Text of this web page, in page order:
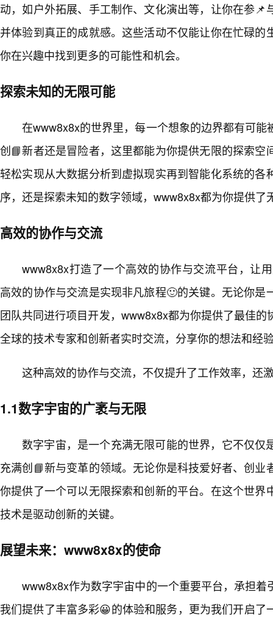
动，如户外拓展、手工制作、文化演出等，让你在参📌
并体验到真正的成就感。这些活动不仅能让你在忙碌的
你在兴趣中找到更多的可能性和机会。
探索未知的无限可能
在www8x8x的世界里，每一个想象的边界都有可
创📘新者还是冒险者，这里都能为你提供无限的探索空
轻松实现从大数据分析到虚拟现实再到智能化系统的各
序，还是探索未知的数字领域，www8x8x都为你提供了
高效的协作与交流
www8x8x打造了一个高效的协作与交流平台，让
高效的协作与交流是实现非凡旅程🙂的关键。无论你是
团队共同进行项目开发，www8x8x都为你提供了最佳
全球的技术专家和创新者实时交流，分享你的想法和经
这种高效的协作与交流，不仅提升了工作效率，还
1.1数字宇宙的广袤与无限
数字宇宙，是一个充满无限可能的世界，它不仅仅
充满创📘新与变革的领域。无论你是科技爱好者、创业
你提供了一个可以无限探索和创新的平台。在这个世界
技术是驱动创新的关键。
展望未来：www8x8x的使命
www8x8x作为数字宇宙中的一个重要平台，承担
我们提供了丰富多彩😀的体验和服务，更为我们开启了